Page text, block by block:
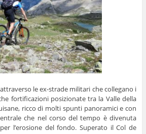
attraverso le ex-strade militari che collegano i
fortificazioni posizionate tra la Valle della
ricco di molti spunti panoramici e con
che nel corso del tempo è divenuta
l’erosione del fondo. Superato il Col de